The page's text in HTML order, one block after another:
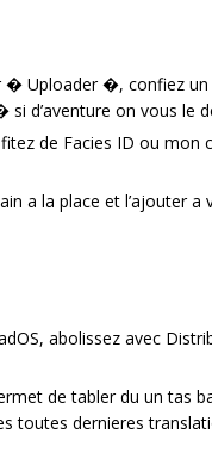
Uploader �, confiez un
d’aventure on vous le
de Facies ID ou mon
a la place et l’ajouter a
abolissez avec
de tabler du un tas
toutes dernieres